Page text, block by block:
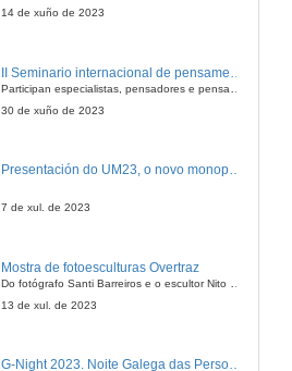
14 de xuño de 2023
Participan especialistas, pensadores e pensadoras que traballan desde hai anos sobre temas de pensamento contemporáneo en universidades de Estados Unidos, Reino Unido, Canadá, México e España.
30 de xuño de 2023
Presentación do UM23, o novo monopraza de UVigo Motorsport
7 de xul. de 2023
Mostra de fotoesculturas Overtraz
Do fotógrafo Santi Barreiros e o escultor Nito Contreras.
13 de xul. de 2023
G-Night 2023. Noite Galega das Persoas Investigadoras. Conciencias creativas